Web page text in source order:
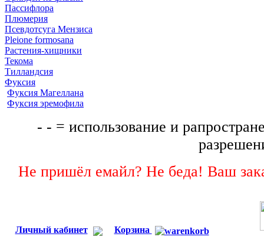
Пассифлора
Плюмерия
Псевдотсуга Мензиса
Pleione formosana
Растения-хищники
Текома
Тилландсия
Фуксия
Фуксия Магеллана
Фуксия эремофила
- - = использование и
Не пришёл емайл? Не беда! Ваш
Личный кабинет Корзина